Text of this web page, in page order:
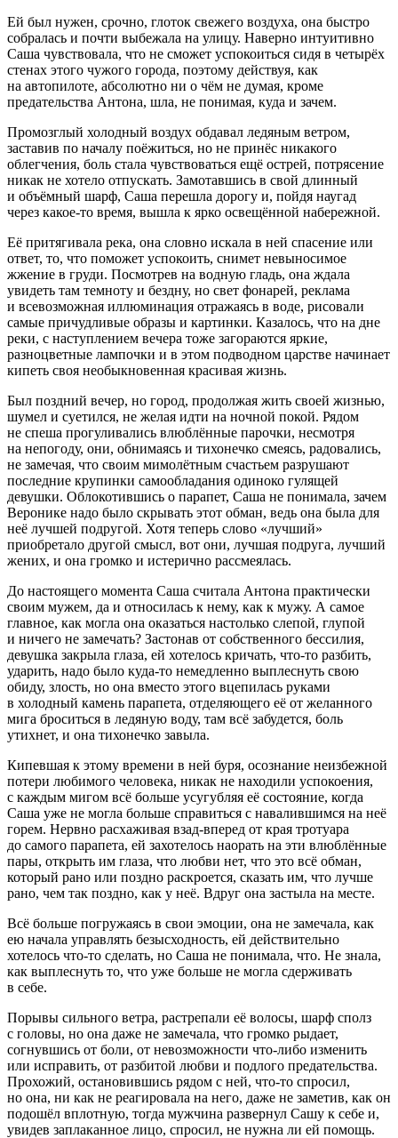
Ей был нужен, срочно, глоток свежего воздуха, она быстро
собралась и почти выбежала на улицу. Наверно интуитивно
Саша чувствовала, что не сможет успокоиться сидя в четырёх
стенах этого чужого города, поэтому действуя, как
на автопилоте, абсолютно ни о чём не думая, кроме
предательства Антона, шла, не понимая, куда и зачем.
Промозглый холодный воздух обдавал ледяным ветром,
заставив по началу поёжиться, но не принёс никакого
облегчения, боль стала чувствоваться ещё острей, потрясение
никак не хотело отпускать. Замотавшись в свой длинный
и объёмный шарф, Саша перешла дорогу и, пойдя наугад
через какое-то время, вышла к ярко освещённой набережной.
Её притягивала река, она словно искала в ней спасение или
ответ, то, что поможет успокоить, снимет невыносимое
жжение в груди. Посмотрев на водную гладь, она ждала
увидеть там темноту и бездну, но свет фонарей, реклама
и всевозможная иллюминация отражаясь в воде, рисовали
самые причудливые образы и картинки. Казалось, что на дне
реки, с наступлением вечера тоже загораются яркие,
разноцветные лампочки и в этом подводном царстве начинает
кипеть своя необыкновенная красивая жизнь.
Был поздний вечер, но город, продолжая жить своей жизнью,
шумел и суетился, не желая идти на ночной покой. Рядом
не спеша прогуливались влюблённые парочки, несмотря
на непогоду, они, обнимаясь и тихонечко смеясь, радовались,
не замечая, что своим мимолётным счастьем разрушают
последние крупинки самообладания одиноко гулящей
девушки. Облокотившись о парапет, Саша не понимала, зачем
Веронике надо было скрывать этот обман, ведь она была для
неё лучшей подругой. Хотя теперь слово «лучший»
приобретало другой смысл, вот они, лучшая подруга, лучший
жених, и она громко и истерично рассмеялась.
До настоящего момента Саша считала Антона практически
своим мужем, да и относилась к нему, как к мужу. А самое
главное, как могла она оказаться настолько слепой, глупой
и ничего не замечать? Застонав от собственного бессилия,
девушка закрыла глаза, ей хотелось кричать, что-то разбить,
ударить, надо было куда-то немедленно выплеснуть свою
обиду, злость, но она вместо этого вцепилась руками
в холодный камень парапета, отделяющего её от желанного
мига броситься в ледяную воду, там всё забудется, боль
утихнет, и она тихонечко завыла.
Кипевшая к этому времени в ней буря, осознание неизбежной
потери любимого человека, никак не находили успокоения,
с каждым мигом всё больше усугубляя её состояние, когда
Саша уже не могла больше справиться с навалившимся на неё
горем. Нервно расхаживая взад-вперед от края тротуара
до самого парапета, ей захотелось наорать на эти влюблённые
пары, открыть им глаза, что любви нет, что это всё обман,
который рано или поздно раскроется, сказать им, что лучше
рано, чем так поздно, как у неё. Вдруг она застыла на месте.
Всё больше погружаясь в свои эмоции, она не замечала, как
ею начала управлять безысходность, ей действительно
хотелось что-то сделать, но Саша не понимала, что. Не знала,
как выплеснуть то, что уже больше не могла сдерживать
в себе.
Порывы сильного ветра, растрепали её волосы, шарф сполз
с головы, но она даже не замечала, что громко рыдает,
согнувшись от боли, от невозможности что-либо изменить
или исправить, от разбитой любви и подлого предательства.
Прохожий, остановившись рядом с ней, что-то спросил,
но она, ни как не реагировала на него, даже не заметив, как он
подошёл вплотную, тогда мужчина развернул Сашу к себе и,
увидев заплаканное лицо, спросил, не нужна ли ей помощь.